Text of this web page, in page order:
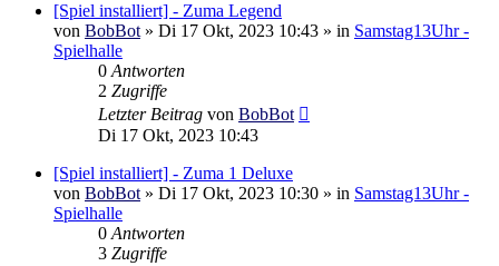
[Spiel installiert] - Zuma Legend
von BobBot» Di 17 Okt, 2023 10:43 » in Samstag13Uhr -
Spielhalle
0Antworten
2 Zugriffe
Letzter Beitrag von BobBot
Di 17 Okt, 2023 10:43
[Spiel installiert] - Zuma 1 Deluxe
von BobBot» Di 17 Okt, 2023 10:30 » in Samstag13Uhr -
Spielhalle
0Antworten
3 Zugriffe